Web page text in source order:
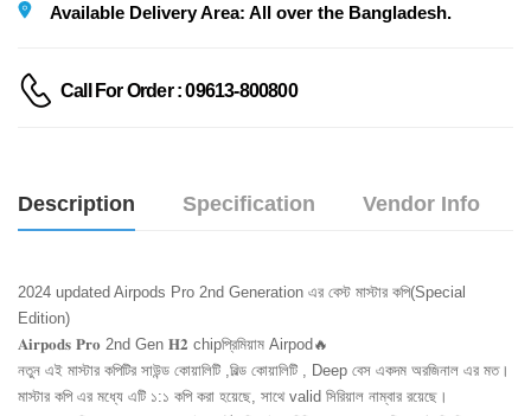
Available Delivery Area: All over the Bangladesh.
Call For Order : 09613-800800
Description Specification Vendor Info
2024 updated Airpods Pro 2nd Generation এর বেস্ট মাস্টার কপি(Special
Edition)
𝐀𝐢𝐫𝐩𝐨𝐝𝐬 𝐏𝐫𝐨 2nd Gen 𝐇𝟐 chipপ্রিমিয়াম Airpod🔥
নতুন এই মাস্টার কপিটির সাউন্ড কোয়ালিটি ,বিল্ড কোয়ালিটি , Deep বেস একদম অরজিনাল এর মত।
মাস্টার কপি এর মধ্যে এটি ১:১ কপি করা হয়েছে, সাথে valid সিরিয়াল নাম্বার রয়েছে।